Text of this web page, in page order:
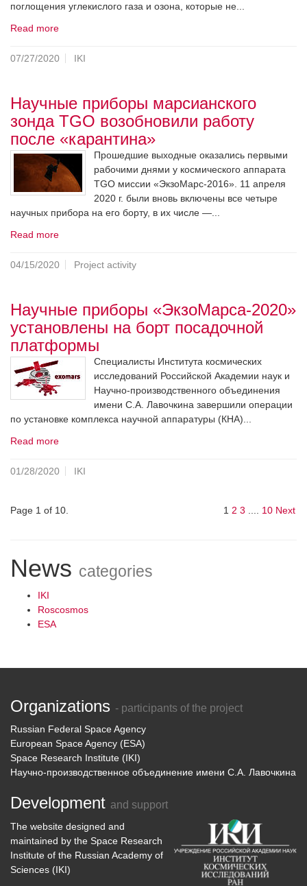
поглощения углекислого газа и озона, которые не...
Read more
07/27/2020 IKI
Научные приборы марсианского
зонда TGO возобновили работу
после «карантина»
Прошедшие выходные оказались первыми
рабочими днями у космического аппарата
TGO миссии «ЭкзоМарс-2016». 11 апреля
2020 г. были вновь включены все четыре
научных прибора на его борту, в их числе —...
Read more
04/15/2020 Project activity
Научные приборы «ЭкзоМарса-2020»
установлены на борт посадочной
платформы
Специалисты Института космических
исследований Российской Академии наук и
Научно-производственного объединения
имени С.А. Лавочкина завершили операции
по установке комплекса научной аппаратуры (КНА)...
Read more
01/28/2020 IKI
Page 1 of 10. 1 2 3 10 Next
News categories
IKI
Roscosmos
ESA
Organizations - participants of the project
Russian Federal Space Agency
European Space Agency (ESA)
Space Research Institute (IKI)
Научно-производственное объединение имени С.А. Лавочкина
Development and support
The website designed and
maintained by the Space Research
Institute of the Russian Academy of
Sciences (IKI)